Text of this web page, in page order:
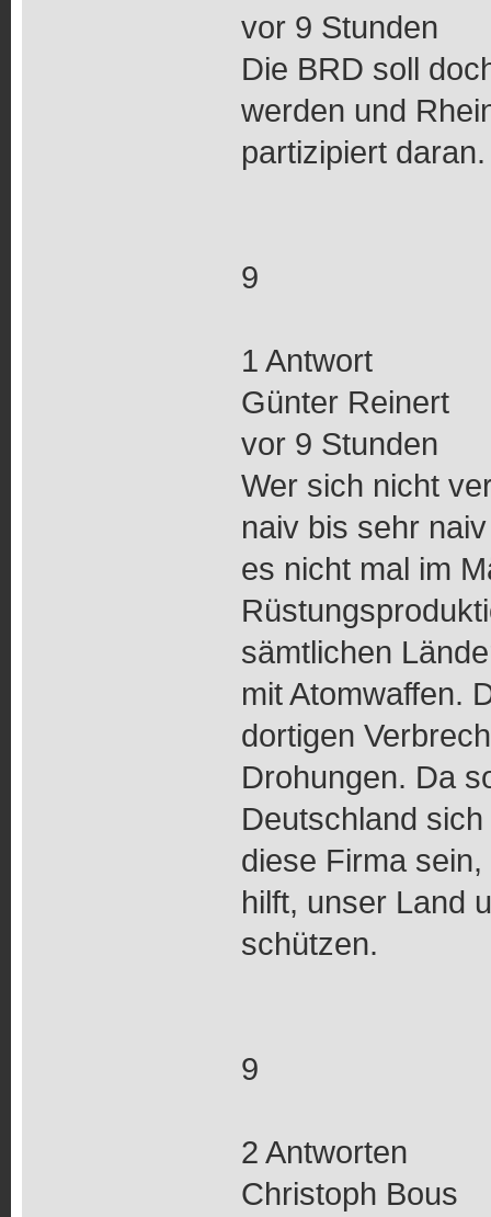
vor 9 Stunden
Die BRD soll
werden und
partizipiert
9
1 Antwort
Günter Reinert
vor 9 Stunden
Wer sich nicht
naiv bis sehr
es nicht mal im
sämtlichen
mit Atomwaffen.
dortigen
Drohungen. Da
Deutschland
diese Firma
hilft, unser Land
schützen.
9
2 Antworten
Christoph Bous